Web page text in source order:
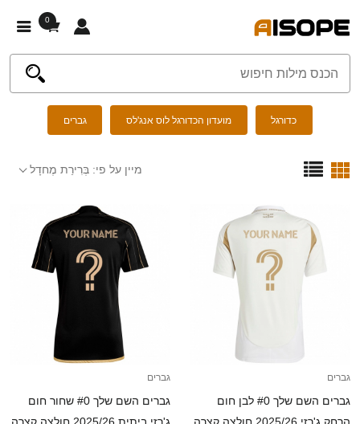
0
כדורגל מועדון הכדורגל לוס אנג'לס גברים
מיין על פי: בְּרִירַת מֶחדָל
גברים
גברים השם שלך #0 לבן חום
גברים
גברים השם שלך #0 שחור חום